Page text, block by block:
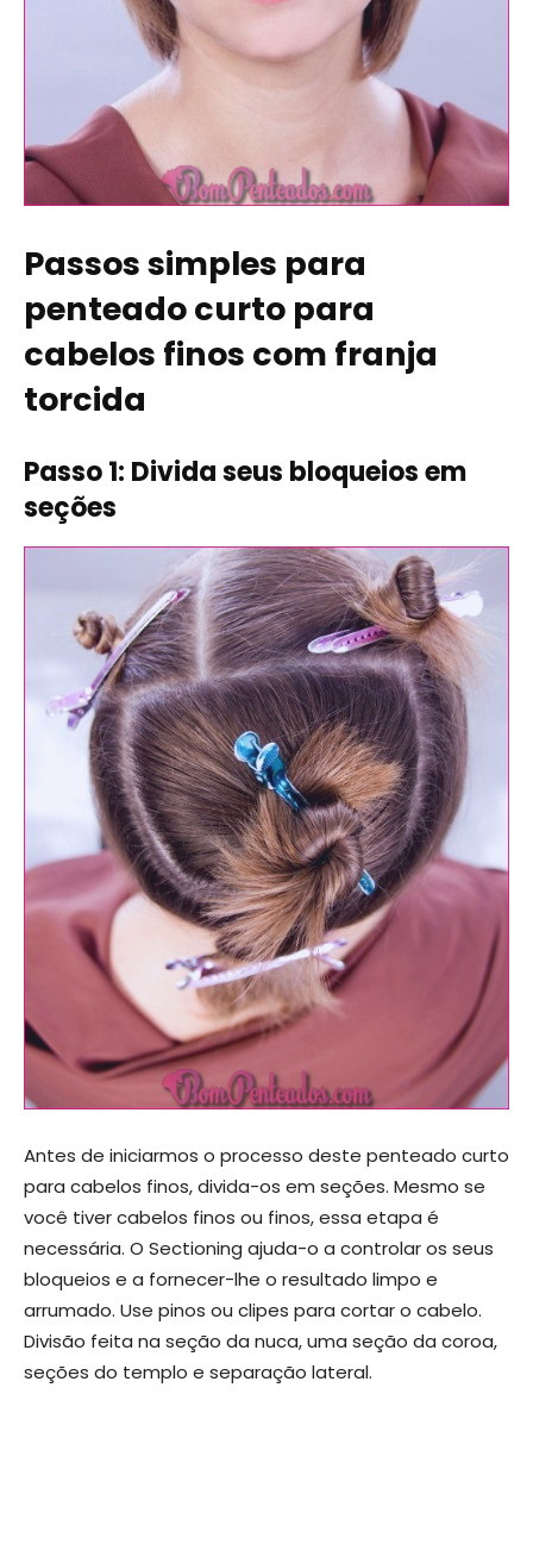
Passos simples para
penteado curto para
cabelos finos com franja
torcida
Passo 1: Divida seus bloqueios em
seções
Antes de iniciarmos o processo deste penteado curto
para cabelos finos, divida-os em seções. Mesmo se
você tiver cabelos finos ou finos, essa etapa é
necessária. O Sectioning ajuda-o a controlar os seus
bloqueios e a fornecer-lhe o resultado limpo e
arrumado. Use pinos ou clipes para cortar o cabelo.
Divisão feita na seção da nuca, uma seção da coroa,
seções do templo e separação lateral.